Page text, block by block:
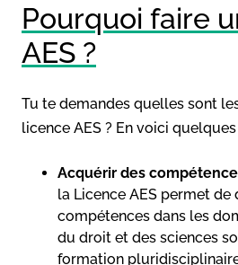
Pourquoi faire
AES ?
Tu te demandes quelles sont
licence AES ? En voici quelques
Acquérir des
la Licence AES permet
compétences dans les
du droit et des sciences
formation